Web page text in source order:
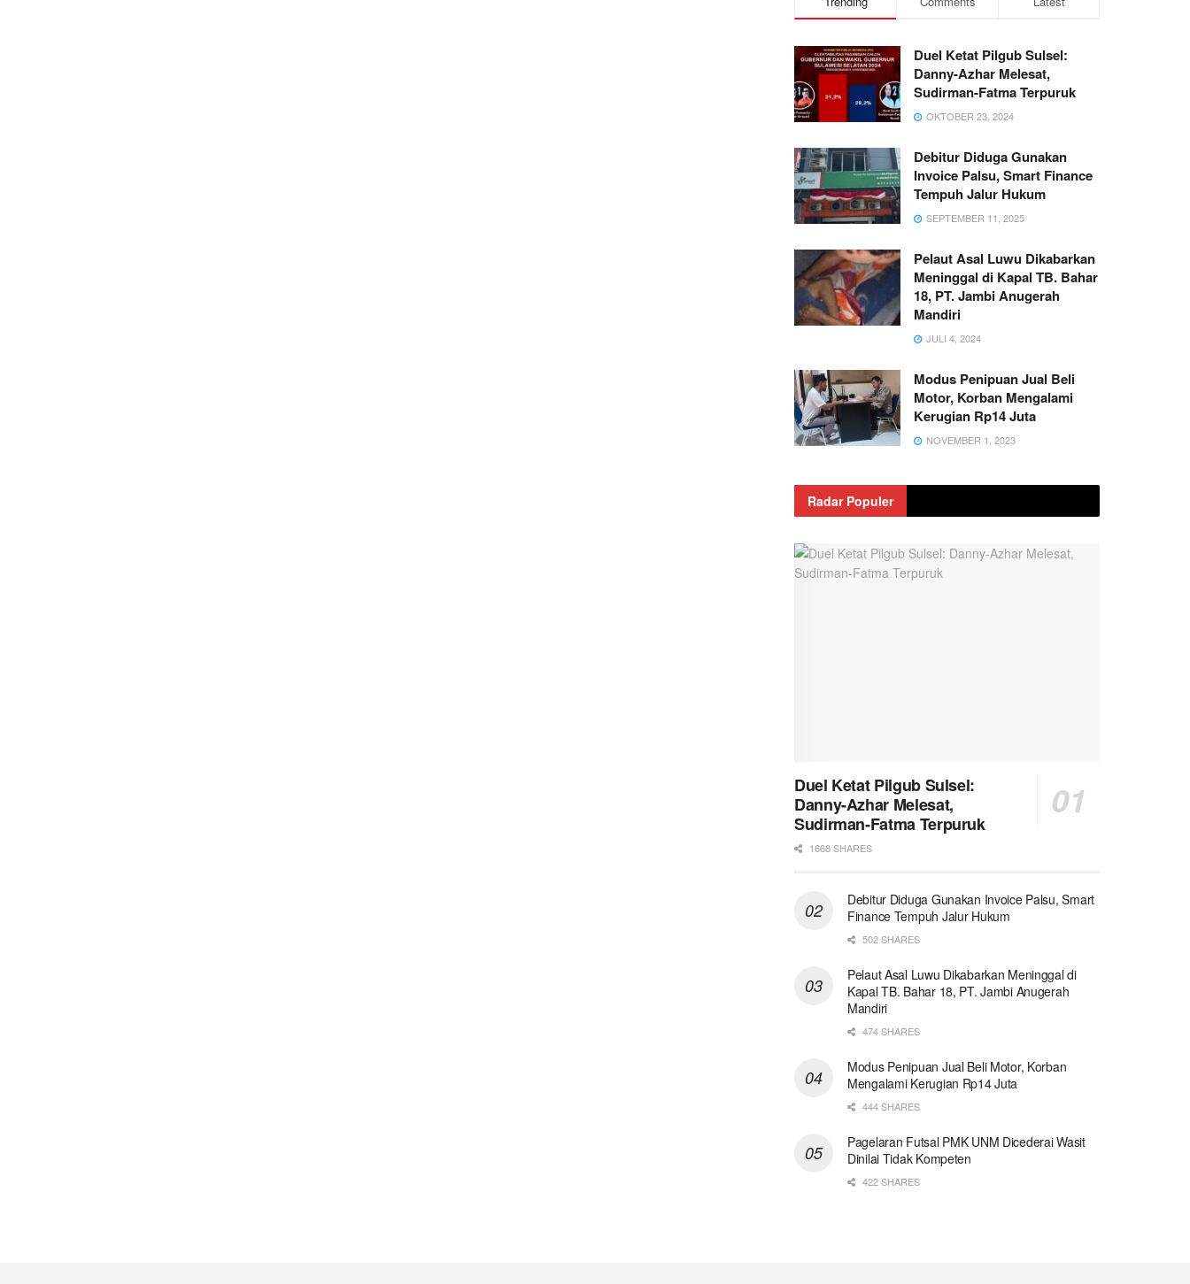
Duel Ketat Pilgub Sulsel:
Danny-Azhar Melesat,
Sudirman-Fatma Terpuruk
OKTOBER 23, 2024
Debitur Diduga Gunakan
Invoice Palsu, Smart Finance
Tempuh Jalur Hukum
SEPTEMBER 11, 2025
Pelaut Asal Luwu Dikabarkan
Meninggal di Kapal TB. Bahar
18, PT. Jambi Anugerah
Mandiri
JULI 4, 2024
Modus Penipuan Jual Beli
Motor, Korban Mengalami
Kerugian Rp14 Juta
NOVEMBER 1, 2023
Radar Populer
Duel Ketat Pilgub Sulsel:
Danny-Azhar Melesat,
Sudirman-Fatma Terpuruk
1668 SHARES
Debitur Diduga Gunakan Invoice Palsu, Smart
Finance Tempuh Jalur Hukum
502 SHARES
Pelaut Asal Luwu Dikabarkan Meninggal di
Kapal TB. Bahar 18, PT. Jambi Anugerah
Mandiri
474 SHARES
Modus Penipuan Jual Beli Motor, Korban
Mengalami Kerugian Rp14 Juta
444 SHARES
Pagelaran Futsal PMK UNM Dicederai Wasit
Dinilai Tidak Kompeten
422 SHARES